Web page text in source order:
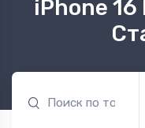
iPhone 16